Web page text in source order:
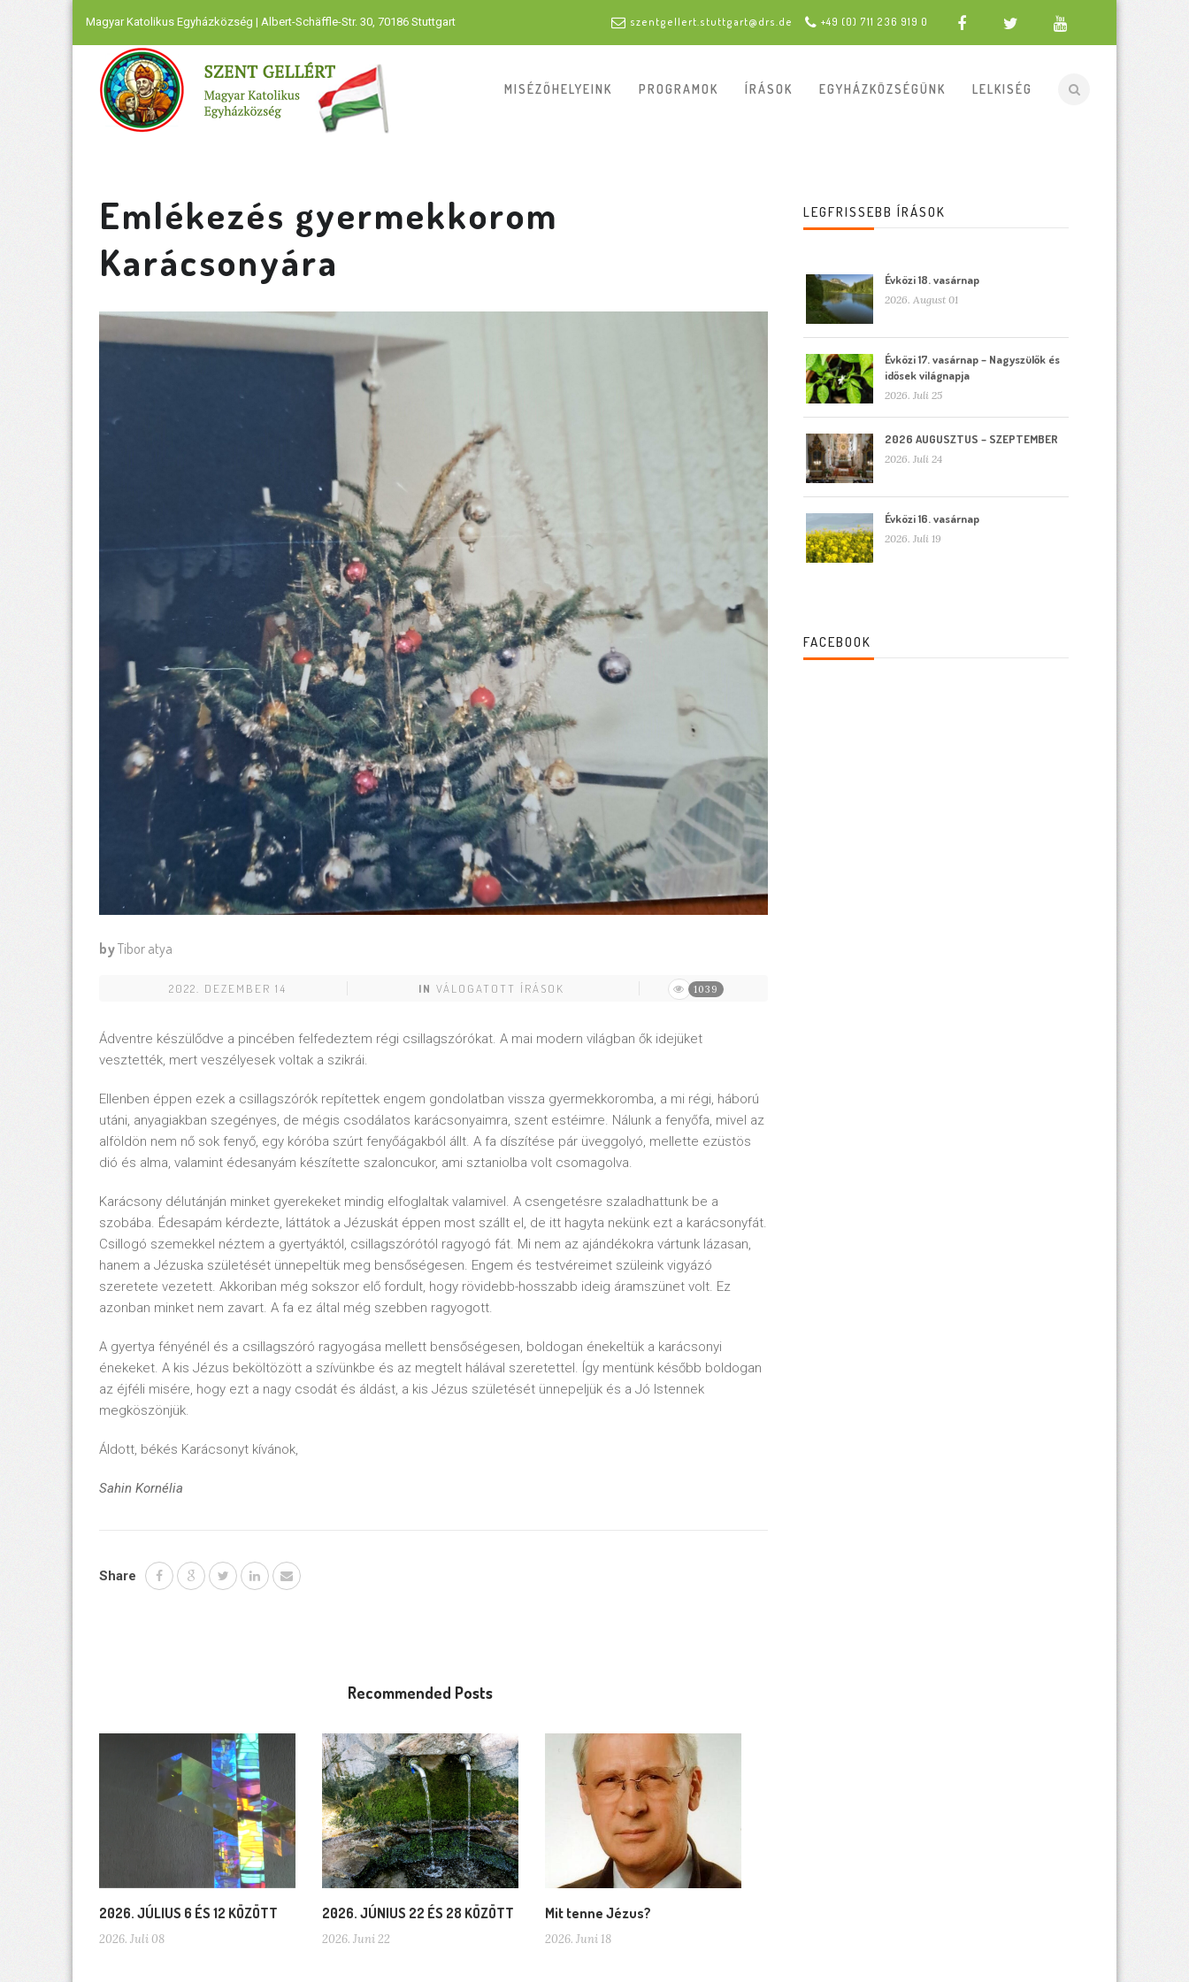
Magyar Katolikus Egyházközség | Albert-Schäffle-Str. 30, 70186 Stuttgart szentgellert.stuttgart@drs.de +49 (0) 711 236 919 0
MISÉZŐHELYEINK PROGRAMOK ÍRÁSOK EGYHÁZKÖZSÉGÜNK LELKISÉG
Emlékezés gyermekkorom
Karácsonyára
byTibor atya
2022. DEZEMBER 14 IN VÁLOGATOTT ÍRÁSOK 1039
Ádventre készülődve a pincében felfedeztem régi csillagszórókat. A mai modern világban ők idejüket
vesztették, mert veszélyesek voltak a szikrái.
Ellenben éppen ezek a csillagszórók repítettek engem gondolatban vissza gyermekkoromba, a mi régi, háború
utáni, anyagiakban szegényes, de mégis csodálatos karácsonyaimra, szent estéimre. Nálunk a fenyőfa, mivel az
alföldön nem nő sok fenyő, egy kóróba szúrt fenyőágakból állt. A fa díszítése pár üveggolyó, mellette ezüstös
dió és alma, valamint édesanyám készítette szaloncukor, ami sztaniolba volt csomagolva.
Karácsony délutánján minket gyerekeket mindig elfoglaltak valamivel. A csengetésre szaladhattunk be a
szobába. Édesapám kérdezte, láttátok a Jézuskát éppen most szállt el, de itt hagyta nekünk ezt a karácsonyfát.
Csillogó szemekkel néztem a gyertyáktól, csillagszórótól ragyogó fát. Mi nem az ajándékokra vártunk lázasan,
hanem a Jézuska születését ünnepeltük meg bensőségesen. Engem és testvéreimet szüleink vigyázó
szeretete vezetett. Akkoriban még sokszor elő fordult, hogy rövidebb-hosszabb ideig áramszünet volt. Ez
azonban minket nem zavart. A fa ez által még szebben ragyogott.
A gyertya fényénél és a csillagszóró ragyogása mellett bensőségesen, boldogan énekeltük a karácsonyi
énekeket. A kis Jézus beköltözött a szívünkbe és az megtelt hálával szeretettel. Így mentünk később boldogan
az éjféli misére, hogy ezt a nagy csodát és áldást, a kis Jézus születését ünnepeljük és a Jó Istennek
megköszönjük.
Áldott, békés Karácsonyt kívánok,
Sahin Kornélia
Share
Recommended Posts
2026. JÚLIUS 6 ÉS 12 KÖZÖTT
2026. Juli 08
2026. JÚNIUS 22 ÉS 28 KÖZÖTT
2026. Juni 22
Mit tenne Jézus?
2026. Juni 18
LEGFRISSEBB ÍRÁSOK
Évközi 18. vasárnap
2026. August 01
Évközi 17. vasárnap – Nagyszülők és
idősek világnapja
2026. Juli 25
2026 AUGUSZTUS – SZEPTEMBER
2026. Juli 24
Évközi 16. vasárnap
2026. Juli 19
FACEBOOK